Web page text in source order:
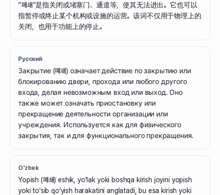
“폐쇄”是指关闭或堵塞门、通道等，使其无法进出。它也可以
指暂停或终止某个机构或设施的运营。该词不仅用于物理上的
关闭，也用于功能上的停止。
Русский
Закрытие (폐쇄) означает действие по закрытию или
блокированию двери, прохода или любого другого
входа, делая невозможным вход или выход. Оно
также может означать приостановку или
прекращение деятельности организации или
учреждения. Используется как для физического
закрытия, так и для функционального прекращения.
O'zbek
Yopish (폐쇄) eshik, yo'lak yoki boshqa kirish joyini yopish
yoki to'sib qo'yish harakatini anglatadi, bu esa kirish yoki